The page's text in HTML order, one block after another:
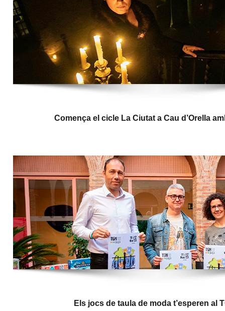
Comença el cicle La Ciutat a Cau d’Orella
Els jocs de taula de moda t’esperen al